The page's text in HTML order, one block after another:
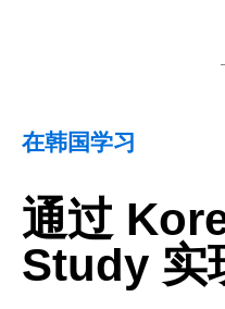
在韩国学习
通过
Study 实